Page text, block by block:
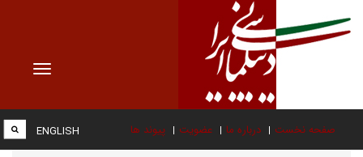
Toggle
صفحه نخست درباره ما عضویت پیوند ها ENGLISH